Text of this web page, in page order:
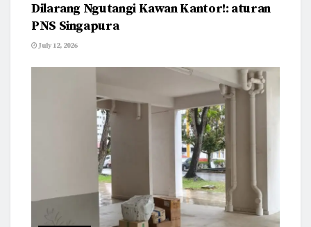
Dilarang Ngutangi Kawan Kantor!: aturan
PNS Singapura
July 12, 2026